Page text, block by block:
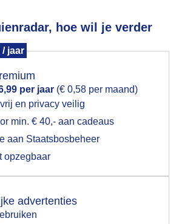
hoe wil je verder
/ jaar
per jaar (€ 0,58 per maand)
en privacy veilig
min. € 40,- aan cadeaus
aan Staatsbosbeheer
opzegbaar
advertenties
locatie gebruiken voor het
geen akkoord op hebt gegeven,
een pop-up uit je browser waarin
toon de popup